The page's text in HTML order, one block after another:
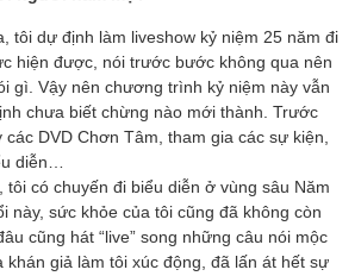
tôi dự định làm liveshow kỷ niệm 25 năm đi
hiện được, nói trước bước không qua nên
gì. Vậy nên chương trình kỷ niệm này vẫn
chưa biết chừng nào mới thành. Trước
các DVD Chơn Tâm, tham gia các sự kiện,
diễn…
tôi có chuyến đi biểu diễn ở vùng sâu Năm
này, sức khỏe của tôi cũng đã không còn
cũng hát “live” song những câu nói mộc
khán giả làm tôi xúc động, đã lấn át hết sự